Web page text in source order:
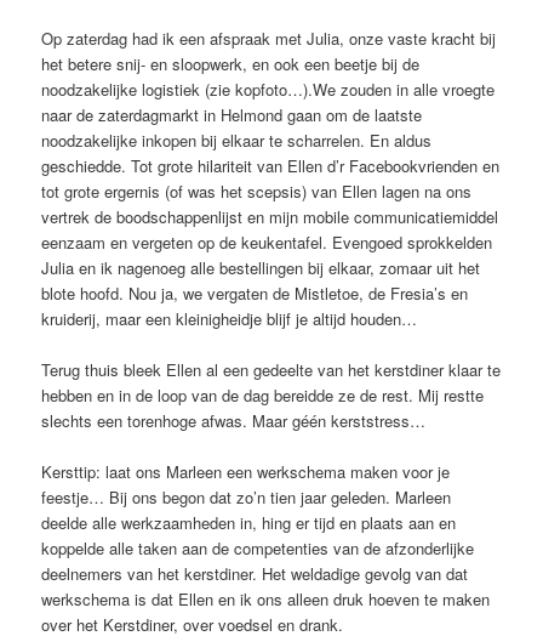
Op zaterdag had ik een afspraak met Julia, onze vaste kracht bij
het betere snij- en sloopwerk, en ook een beetje bij de
noodzakelijke logistiek (zie kopfoto…).We zouden in alle vroegte
naar de zaterdagmarkt in Helmond gaan om de laatste
noodzakelijke inkopen bij elkaar te scharrelen. En aldus
geschiedde. Tot grote hilariteit van Ellen d’r Facebookvrienden en
tot grote ergernis (of was het scepsis) van Ellen lagen na ons
vertrek de boodschappenlijst en mijn mobile communicatiemiddel
eenzaam en vergeten op de keukentafel. Evengoed sprokkelden
Julia en ik nagenoeg alle bestellingen bij elkaar, zomaar uit het
blote hoofd. Nou ja, we vergaten de Mistletoe, de Fresia’s en
kruiderij, maar een kleinigheidje blijf je altijd houden…
Terug thuis bleek Ellen al een gedeelte van het kerstdiner klaar te
hebben en in de loop van de dag bereidde ze de rest. Mij restte
slechts een torenhoge afwas. Maar géén kerststress…
Kersttip: laat ons Marleen een werkschema maken voor je
feestje… Bij ons begon dat zo’n tien jaar geleden. Marleen
deelde alle werkzaamheden in, hing er tijd en plaats aan en
koppelde alle taken aan de competenties van de afzonderlijke
deelnemers van het kerstdiner. Het weldadige gevolg van dat
werkschema is dat Ellen en ik ons alleen druk hoeven te maken
over het Kerstdiner, over voedsel en drank.